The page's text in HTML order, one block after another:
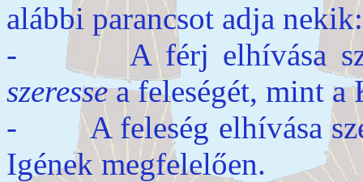
alábbi parancsot adja nekik:
- A férj elhívása
szeressea feleségét, mint a
- A feleség elhívása
Igének megfelelően.